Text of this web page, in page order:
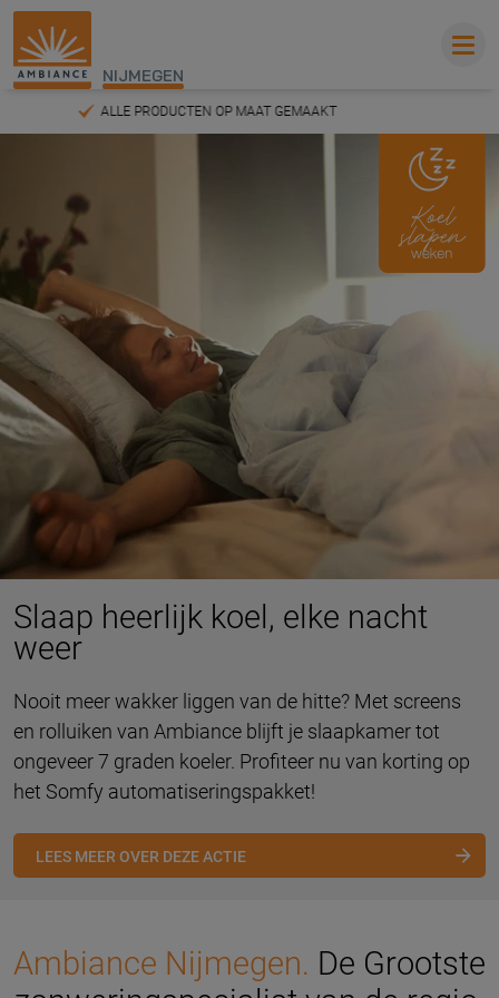
NIJMEGEN
VAKKUNDIG ADVIES
Slaap heerlijk koel, elke nacht
weer
Nooit meer wakker liggen van de hitte? Met screens
en rolluiken van Ambiance blijft je slaapkamer tot
ongeveer 7 graden koeler. Profiteer nu van korting op
het Somfy automatiseringspakket!
LEES MEER OVER DEZE ACTIE
Ambiance Nijmegen. De Grootste